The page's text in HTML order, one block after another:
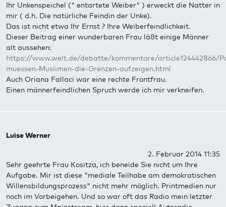
Ihr Unkenspeichel (" entartete Weiber" ) erweckt die Natter in
mir ( d.h. Die natürliche Feindin der Unke).
Das ist nicht etwa Ihr Ernst ? Ihre Weiberfeindlichkeit.
Dieser Beitrag einer wunderbaren Frau läßt einige Männer
alt aussehen:
https://www.welt.de/debatte/kommentare/article124442866/
muessen-Muslimen-die-Grenzen-aufzeigen.html
Auch Oriana Fallaci war eine rechte Frontfrau.
Einen männerfeindlichen Spruch werde ich mir verkneifen.
Luise Werner
2. Februar 2014 11:35
Sehr geehrte Frau Kositza, ich beneide Sie nicht um Ihre
Aufgabe. Mir ist diese "mediale Teilhabe am demokratischen
Willensbildungsprozess" nicht mehr möglich. Printmedien nur
noch im Vorbeigehen. Und so war oft das Radio mein letzter